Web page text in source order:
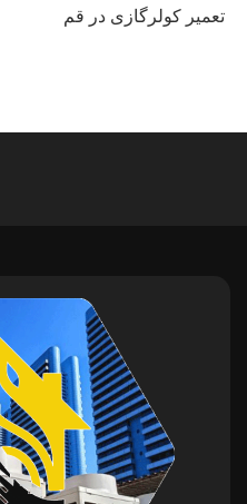
تعمیر کولرگازی در قم